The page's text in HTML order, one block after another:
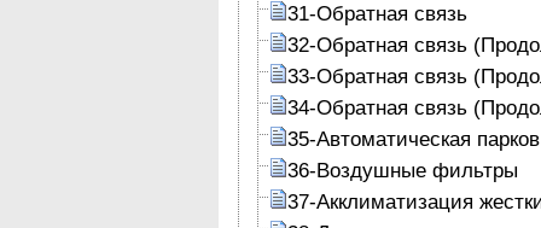
31-Обратная связь
32-Обратная связь
33-Обратная связь
34-Обратная связь
35-Автоматическая
36-Воздушные фильтры
37-Акклиматизация